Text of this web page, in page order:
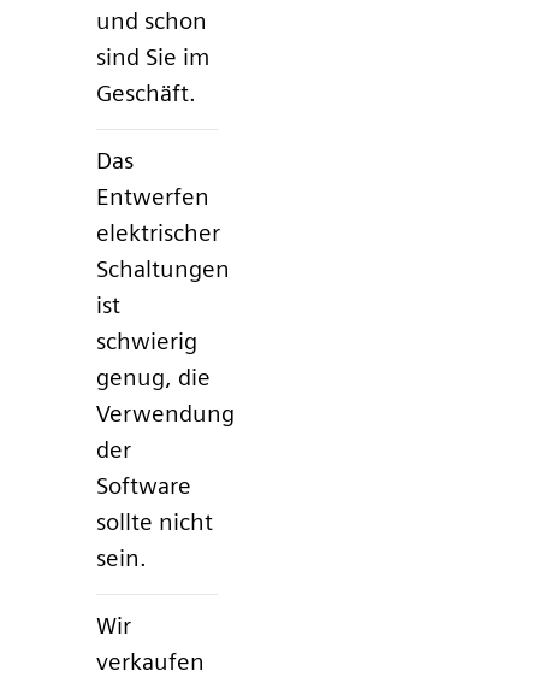
und schon
sind Sie im
Geschäft.
Das
Entwerfen
elektrischer
Schaltungen
ist
schwierig
genug, die
Verwendung
der
Software
sollte nicht
sein.
Wir
verkaufen